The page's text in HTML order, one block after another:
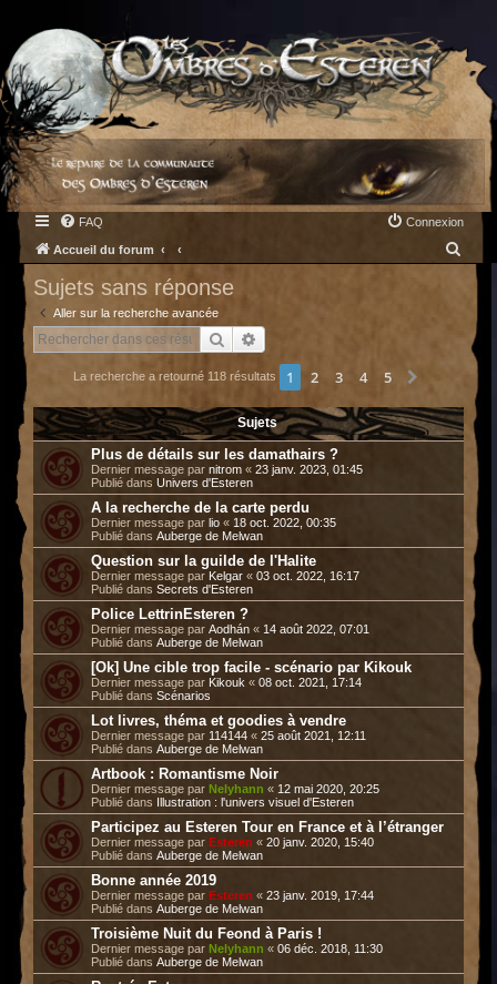
FAQ Connexion
Accueil du forum
c
h
Sujets sans réponse
Aller sur la recherche avancée
Rechercher
La recherche a retourné 118 résultats 1 2 3 4 5
Sujets
Plus de détails sur les damathairs ?
Dernier message par nitrom « 23 janv. 2023, 01:45
Publié dans Univers d'Esteren
A la recherche de la carte perdu
Dernier message par lio « 18 oct. 2022, 00:35
Publié dans Auberge de Melwan
Question sur la guilde de l'Halite
Dernier message par Kelgar « 03 oct. 2022, 16:17
Publié dans Secrets d'Esteren
Police LettrinEsteren ?
Dernier message par Aodhán « 14 août 2022, 07:01
Publié dans Auberge de Melwan
[Ok] Une cible trop facile - scénario par Kikouk
Dernier message par Kikouk « 08 oct. 2021, 17:14
Publié dans Scénarios
Lot livres, théma et goodies à vendre
Dernier message par 114144 « 25 août 2021, 12:11
Publié dans Auberge de Melwan
Artbook : Romantisme Noir
Dernier message par Nelyhann « 12 mai 2020, 20:25
Publié dans
Illustration : l'univers visuel d'Esteren
Participez au Esteren Tour en France et à l’étranger
Dernier message par Esteren « 20 janv. 2020, 15:40
Publié dans Auberge de Melwan
Bonne année 2019
Dernier message par Esteren « 23 janv. 2019, 17:44
Publié dans Auberge de Melwan
Troisième Nuit du Feond à Paris !
Dernier message par Nelyhann « 06 déc. 2018, 11:30
Publié dans Auberge de Melwan